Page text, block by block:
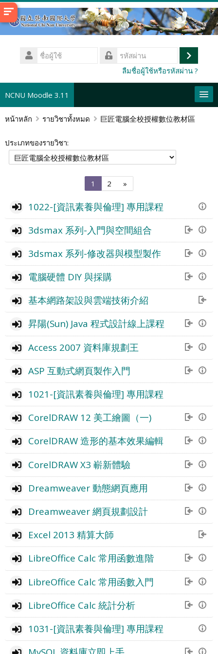
ข้าม
ไป
ชื่อ
เข้า
ระบบ
ลืมชื่อผู้ใช้หรือรหัสผ่าน ?
NCNU Moodle 3.11
Thai ‎(th)‎
หน้าหลัก รายวิชาทั้งหมด 巨匠電腦全校授權數位教材區
ประเภทของรายวิชา:
1
หน้า
1
2 หน้า
2
»
page
1022-[資訊素養與倫理] 專用課程
3dsmax 系列-入門與空間組合
3dsmax 系列-修改器與模型製作
電腦硬體 DIY 與採購
基本網路架設與雲端技術介紹
昇陽(Sun) Java 程式設計線上課程
Access 2007 資料庫規劃王
ASP 互動式網頁製作入門
1021-[資訊素養與倫理] 專用課程
CorelDRAW 12 美工繪圖（一)
CorelDRAW 造形的基本效果編輯
CorelDRAW X3 嶄新體驗
Dreamweaver 動態網頁應用
Dreamweaver 網頁規劃設計
Excel 2013 精算大師
LibreOffice Calc 常用函數進階
LibreOffice Calc 常用函數入門
LibreOffice Calc 統計分析
1031-[資訊素養與倫理] 專用課程